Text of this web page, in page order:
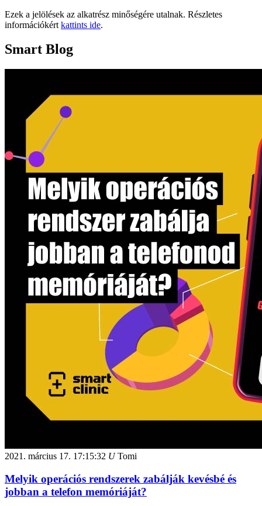
Ezek a jelölések az alkatrész minőségére utalnak. Részletes
információkért kattints ide.
Smart Blog
2021. március 17. 17:15:32 UTomi
Melyik operációs rendszerek zabálják kevésbé és
jobban a telefon memóriáját?